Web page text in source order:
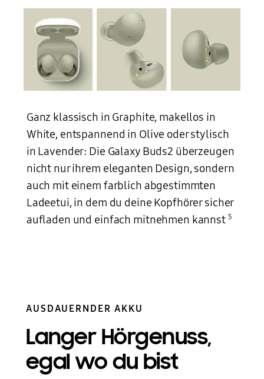
Ganz klassisch in Graphite, makellos in
White, entspannend in Olive oder stylisch
in Lavender: Die Galaxy Buds2 überzeugen
nicht nur ihrem eleganten Design, sondern
auch mit einem farblich abgestimmten
Ladeetui, in dem du deine Kopfhörer sicher
aufladen und einfach mitnehmen kannst 5
AUSDAUERNDER AKKU
Langer Hörgenuss,
egal wo du bist